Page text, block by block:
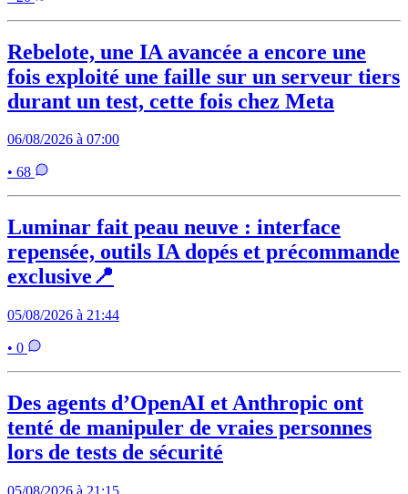
Rebelote, une IA avancée a encore une
fois exploité une faille sur un serveur tiers
durant un test, cette fois chez Meta
06/08/2026 à 07:00
• 68
Luminar fait peau neuve : interface
repensée, outils IA dopés et précommande
exclusive📍
05/08/2026 à 21:44
• 0
Des agents d’OpenAI et Anthropic ont
tenté de manipuler de vraies personnes
lors de tests de sécurité
05/08/2026 à 21:15